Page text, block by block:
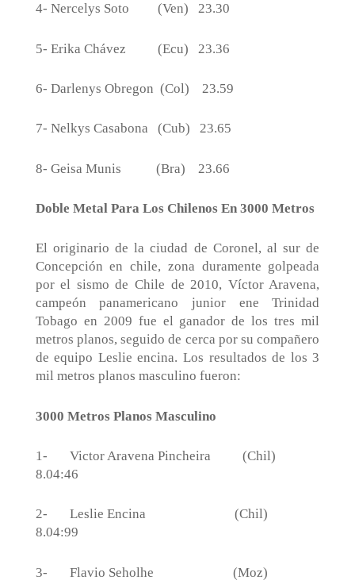
4- Nercelys Soto (Ven) 23.30
5- Erika Chávez (Ecu) 23.36
6- Darlenys Obregon (Col) 23.59
7- Nelkys Casabona (Cub) 23.65
8- Geisa Munis (Bra) 23.66
Doble Metal Para Los Chilenos En 3000 Metros
El originario de la ciudad de Coronel, al sur de
Concepción en chile, zona duramente golpeada
por el sismo de Chile de 2010, Víctor Aravena,
campeón panamericano junior ene Trinidad
Tobago en 2009 fue el ganador de los tres mil
metros planos, seguido de cerca por su compañero
de equipo Leslie encina. Los resultados de los 3
mil metros planos masculino fueron:
3000 Metros Planos Masculino
1- Victor Aravena Pincheira
(Chil)
8.04:46
2- Leslie Encina
(Chil)
8.04:99
3- Flavio Seholhe
(Moz)